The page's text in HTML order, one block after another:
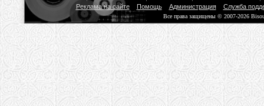
Реклама на сайте
Помощь Администрация Служба
Все права защищены © 2007-2026